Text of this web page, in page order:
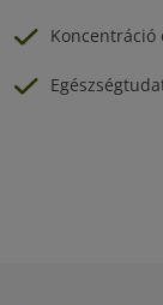
Koncentráció